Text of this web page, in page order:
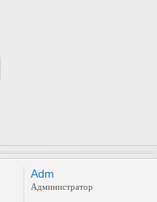
Adm
Администратор